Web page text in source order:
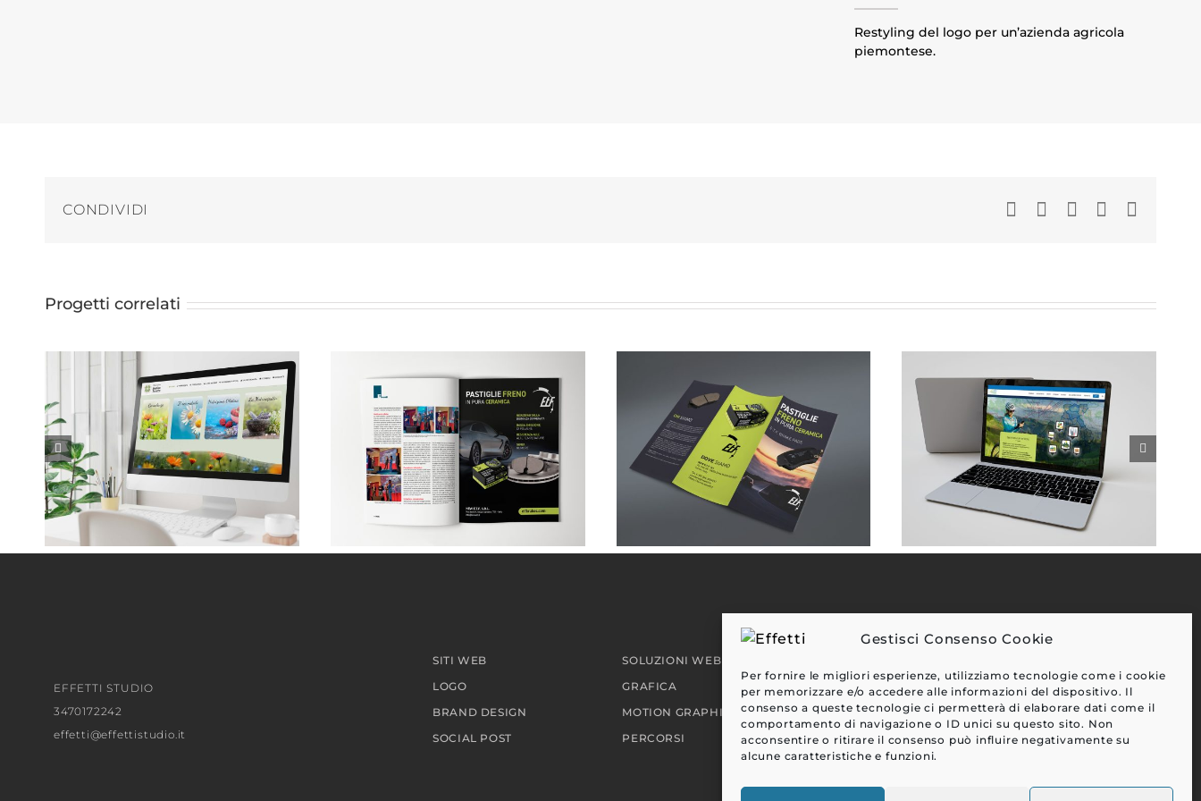
Gestisci Consenso Cookie
Per fornire le migliori esperienze, utilizziamo tecnologie come i cookie
per memorizzare e/o accedere alle informazioni del dispositivo. Il
consenso a queste tecnologie ci permetterà di elaborare dati come il
comportamento di navigazione o ID unici su questo sito. Non
acconsentire o ritirare il consenso può influire negativamente su
alcune caratteristiche e funzioni.
Restyling del logo per un’azienda agricola
piemontese.
CONDIVIDI Facebook
LinkedInWhatsApp
Pinterest
Progetti correlati
EFFETTI STUDIO
3470172242
effetti@effettistudio.it
SITI WEB
LOGO
BRAND DESIGN
SOCIAL POST
SOLUZIONI WEB
GRAFICA
MOTION GRAPHIC
PERCORSI
CLIENTI
BLOG
CONTATTI